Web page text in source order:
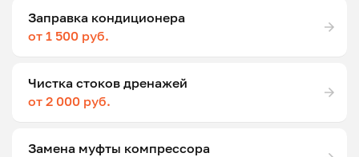
Заправка кондиционера
от 1 500 руб.
Чистка стоков дренажей
от 2 000 руб.
Замена муфты компрессора